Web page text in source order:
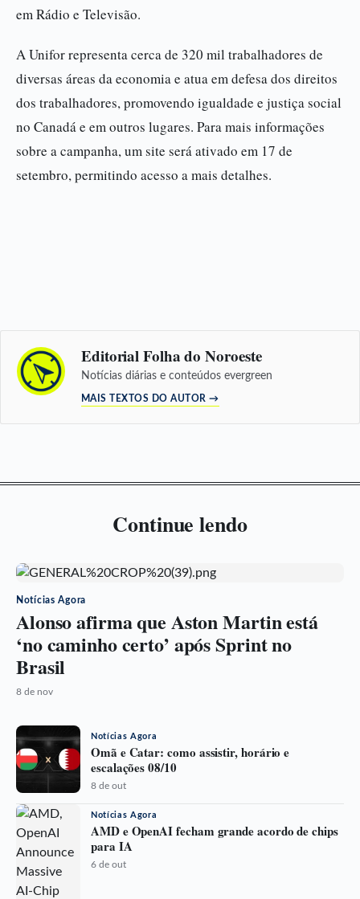
em Rádio e Televisão.
A Unifor representa cerca de 320 mil trabalhadores de
diversas áreas da economia e atua em defesa dos direitos
dos trabalhadores, promovendo igualdade e justiça social
no Canadá e em outros lugares. Para mais informações
sobre a campanha, um site será ativado em 17 de
setembro, permitindo acesso a mais detalhes.
Editorial Folha do Noroeste
Notícias diárias e conteúdos evergreen
MAIS TEXTOS DO AUTOR →
Continue lendo
Notícias Agora
Alonso afirma que Aston Martin está
‘no caminho certo’ após Sprint no
Brasil
8 de nov
Notícias Agora
Omã e Catar: como assistir, horário e
escalações 08/10
8 de out
Notícias Agora
AMD e OpenAI fecham grande acordo de chips
para IA
6 de out